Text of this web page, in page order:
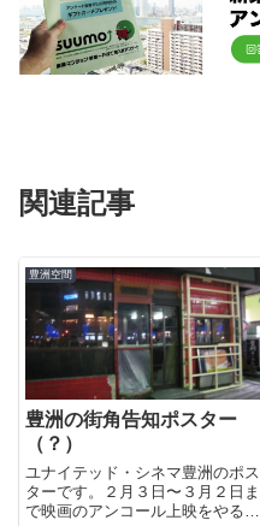
関連記事
豊洲空間
豊洲の街角告知ポスター
（？）
ユナイテッド・シネマ豊洲のポス
ターです。２月３日〜３月２日ま
で映画のアンコール上映をやるそ